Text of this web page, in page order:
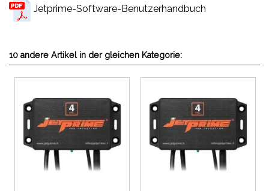
Jetprime-Software-Benutzerhandbuch
10 andere Artikel in der gleichen Kategorie: